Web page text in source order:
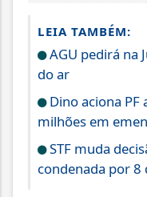
LEIA TAMBÉM:
AGU pedirá na
do ar
Dino aciona PF
milhões em
STF muda
condenada por 8